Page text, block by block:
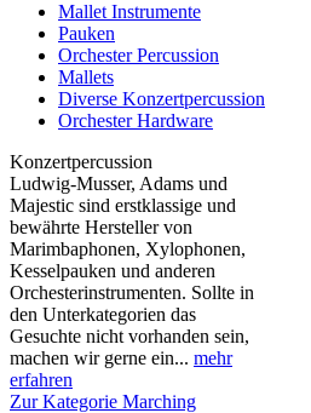
Mallet Instrumente
Pauken
Orchester Percussion
Mallets
Diverse Konzertpercussion
Orchester Hardware
Konzertpercussion
Ludwig-Musser, Adams und
Majestic sind erstklassige und
bewährte Hersteller von
Marimbaphonen, Xylophonen,
Kesselpauken und anderen
Orchesterinstrumenten. Sollte in
den Unterkategorien das
Gesuchte nicht vorhanden sein,
machen wir gerne ein... mehr
erfahren
Zur Kategorie Marching